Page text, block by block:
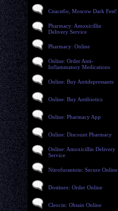
Спасибо, Moscow Dark Fest!
Pharmacy: Amoxicillin
Delivery Service
Pharmacy: Online
Online: Order Anti-
Inflammatory Medications
Online: Buy Antidepressants
Online: Buy Antibiotics
Online: Pharmacy App
Online: Discount Pharmacy
Online: Amoxicillin Delivery
Service
Nitrofurantoin: Secure Online
Dostinex: Order Online
Cleocin: Obtain Online